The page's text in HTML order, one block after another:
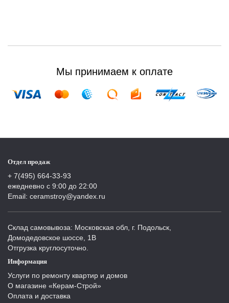
Мы принимаем к оплате
Отдел продаж
+ 7(495) 664-33-93
ежедневно с 9:00 до 22:00
Email: ceramstroy@yandex.ru
Склад самовывоза: Московская обл, г. Подольск,
Домодедовское шоссе, 1В
Отгрузка круглосуточно.
Информация
Услуги по ремонту квартир и домов
О магазине «Керам-Строй»
Оплата и доставка